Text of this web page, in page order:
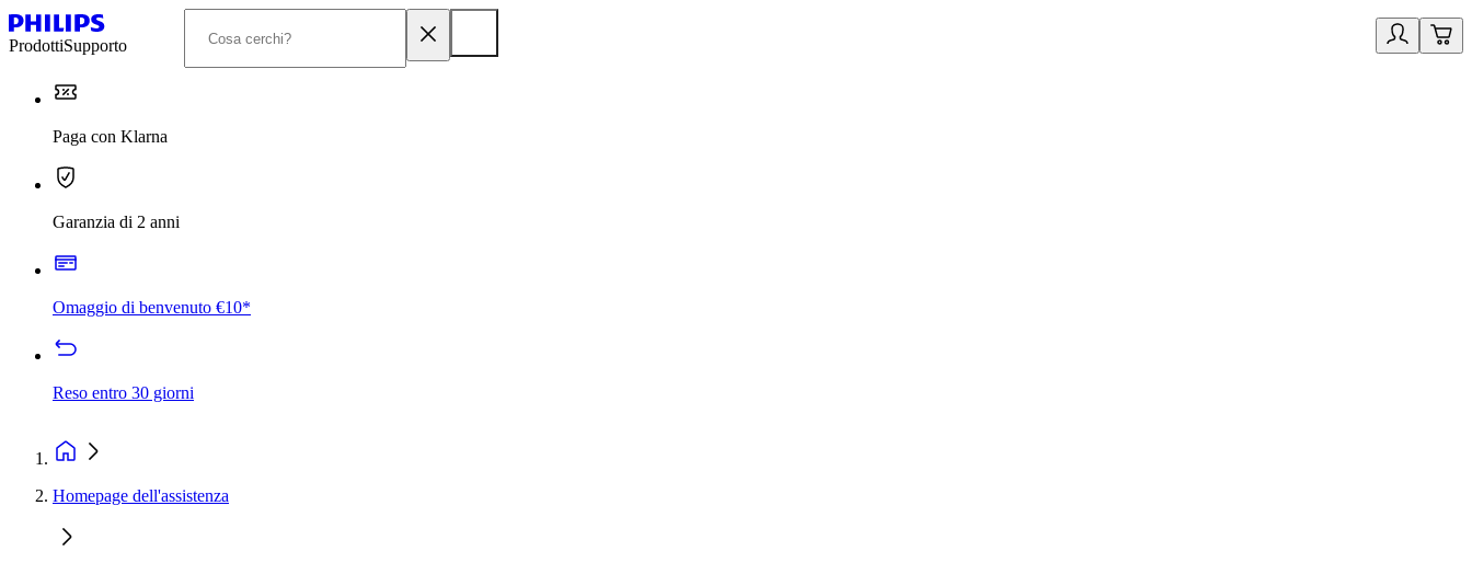
ProdottiSupporto
Paga con Klarna
Garanzia di 2 anni
Omaggio di benvenuto €10*
Reso entro 30 giorni
Homepage dell'assistenza